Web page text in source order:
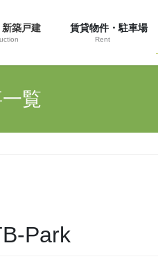
築戸建 賃貸物件・駐車場
Rent
覧
Park